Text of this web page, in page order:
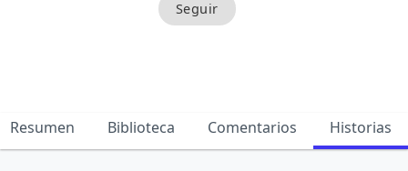
Resumen Biblioteca Comentarios Historias